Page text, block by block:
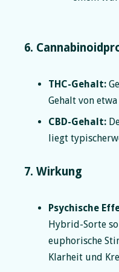
6.
THC-Gehalt:
Gehalt von etwa
CBD-Gehalt:
liegt
7. Wirkung
Psychische
Hybrid-Sorte
euphorische
Klarheit und